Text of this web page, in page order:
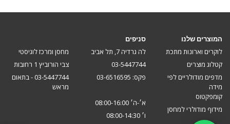
המוצרים שלנו
לוקרים וארונות מתכת
קטלוג מוצרים
מדפים מודולריים לפי
מידה
קומפקטוס
מידוף מודולרי למחסן
סניפים
לה גרדיה 7, תל אביב
03-5447744
פקס: 03-6516595
א׳-ה׳ 08:00-16:00
ו׳ 08:00-14:30
מחסן ומרכז לוגיסטי
צבי הורוביץ 1 רחובות
03-5447744 - בתאום
מראש